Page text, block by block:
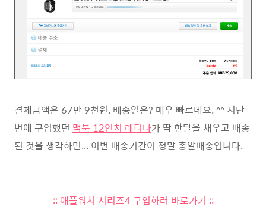
결제금액은 67만 9천원. 배송일은? 매우 빠르네요. ^^ 지난
번에 구입했던 맥북 12인치 레티나가 딱 한달을 채우고 배송
된 것을 생각하면... 이번 배송기간이 정말 총알배송입니다.
:: 애플워치 시리즈4 구입하러 바로가기 ::